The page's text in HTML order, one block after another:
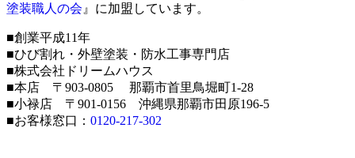
塗装職人の会 』に加盟しています。
■創業平成11年
■ひび割れ・外壁塗装・防水工事専門店
■株式会社ドリームハウス
■本店 〒903-0805 那覇市首里鳥堀町1-28
■小禄店 〒901-0156 沖縄県那覇市田原196-5
■お客様窓口： 0120-217-302